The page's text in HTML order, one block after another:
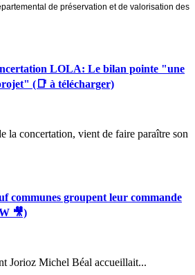
de préservation et de valorisation des
LOLA: Le bilan pointe "une
(📑 à télécharger)
la concertation, vient de faire paraître son
communes groupent leur commande
🎥)
Jorioz Michel Béal accueillait...